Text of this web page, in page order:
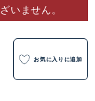
いません。
お気に入りに追加